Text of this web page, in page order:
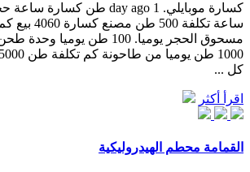
ساعة تكلفة
مسحوق الحجر يوميا. 100 طن
كل ...
اقرأ أكثر
القمامة محطم الهيدروليكية